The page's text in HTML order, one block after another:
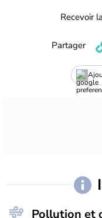
Recevoir
Partager
Pollution et